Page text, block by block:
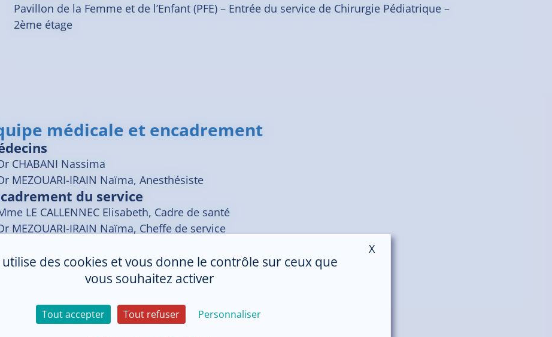
Pavillon de la Femme et de l’Enfant (PFE) – Entrée du service de Chirurgie Pédiatrique –
2ème étage
médicale et encadrement
CHABANI Nassima
MEZOUARI-IRAIN Naïma, Anesthésiste
du service
LE CALLENNEC Elisabeth, Cadre de santé
MEZOUARI-IRAIN Naïma, Cheffe de service
DOMALAIN Frédérique, Cadre coordonnateur de pôle
Dr COMBESCURE Claire, Chef de pôle
utilise des cookies et vous donne le contrôle sur ceux que
vous souhaitez activer
Tout accepter Tout refuser Personnaliser
X